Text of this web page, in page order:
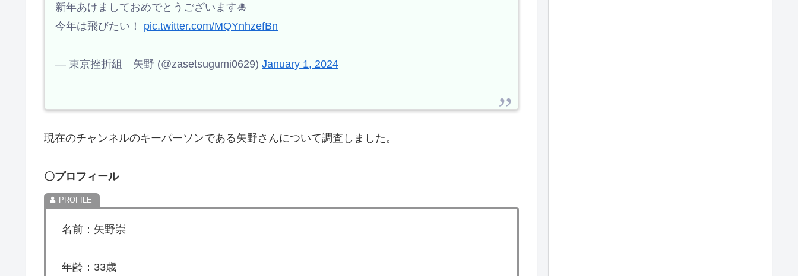
新年あけましておめでとうございます🎍
今年は飛びたい！ pic.twitter.com/MQYnhzefBn
— 東京挫折組 矢野 (@zasetsugumi0629) January 1, 2024
現在のチャンネルのキーパーソンである矢野さんについて調査しました。
〇プロフィール
名前：矢野崇
年齢：33歳